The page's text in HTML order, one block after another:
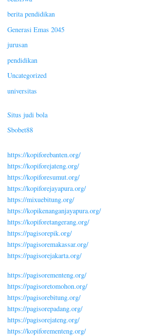
berita pendidikan
Generasi Emas 2045
jurusan
pendidikan
Uncategorized
universitas
Situs judi bola
Sbobet88
https://kopiforebanten.org/
https://kopiforejateng.org/
https://kopiforesumut.org/
https://kopiforejayapura.org/
https://mixuebitung.org/
https://kopikenanganjayapura.org/
https://kopiforetangerang.org/
https://pagisorepik.org/
https://pagisoremakassar.org/
https://pagisorejakarta.org/
https://pagisorementeng.org/
https://pagisoretomohon.org/
https://pagisorebitung.org/
https://pagisorepadang.org/
https://pagisorejateng.org/
https://kopiforementeng.org/